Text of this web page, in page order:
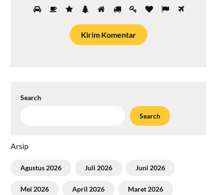
Search
Search
Arsip
Agustus 2026 Juli 2026 Juni 2026
Mei 2026 April 2026 Maret 2026